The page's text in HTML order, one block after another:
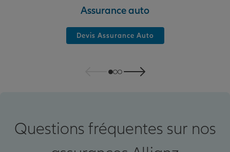
Assurance auto
Devis Assurance Auto
Questions fréquentes sur nos